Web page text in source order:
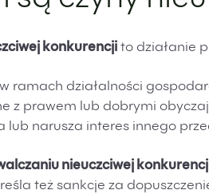
konkurencji – przykłady
przed czynami nieuczciwej
tajemnicy przedsiębiorstwa
konkurencji –
i odpowiedzi na temat:
konkurencji to działanie
ramach działalności
z prawem lub dobrymi
lub narusza interes innego
nieuczciwej
też sankcje za